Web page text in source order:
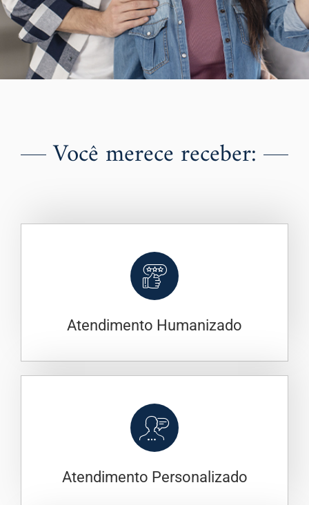
Você merece receber:
Atendimento Humanizado
Atendimento Personalizado